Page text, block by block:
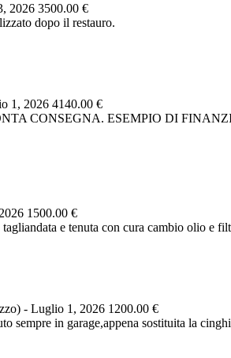
2026 3500.00 €
dopo il restauro.
1, 2026 4140.00 €
CONSEGNA. ESEMPIO DI
1500.00 €
e tenuta con cura cambio olio e
- Luglio 1, 2026 1200.00 €
sempre in garage,appena sostituita la